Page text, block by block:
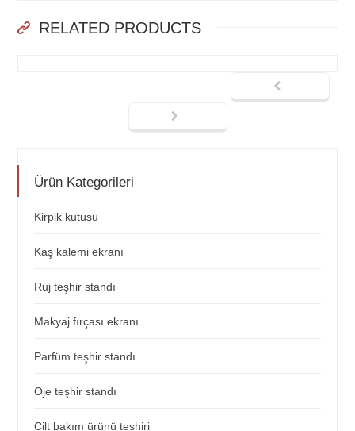
RELATED PRODUCTS
Ürün Kategorileri
Kirpik kutusu
Kaş kalemi ekranı
Ruj teşhir standı
Makyaj fırçası ekranı
Parfüm teşhir standı
Oje teşhir standı
Cilt bakım ürünü teşhiri